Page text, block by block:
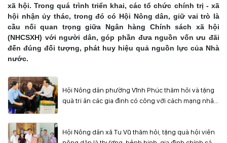
xã hội. Trong quá trình triển khai, các tổ chức chính trị - xã
hội nhận ủy thác, trong đó có Hội Nông dân, giữ vai trò là
cầu nối quan trọng giữa Ngân hàng Chính sách xã hội
(NHCSXH) với người dân, góp phần đưa nguồn vốn ưu đãi
đến đúng đối tượng, phát huy hiệu quả nguồn lực của Nhà
nước.
Hội Nông dân phường Vĩnh Phúc thăm hỏi và tặng
quà tri ân các gia đình có công với cách mạng nhân
Hội Nông dân xã Tu Vũ thăm hỏi, tặng quà hội viên